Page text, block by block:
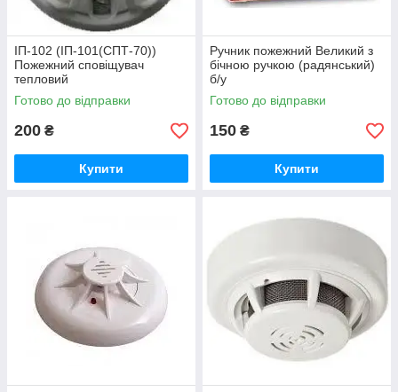
ІП-102 (ІП-101(СПТ-70))
Пожежний сповіщувач
тепловий
Готово до відправки
200 ₴
Купити
Ручник пожежний Великий з
бічною ручкою (радянський)
б/у
Готово до відправки
150 ₴
Купити